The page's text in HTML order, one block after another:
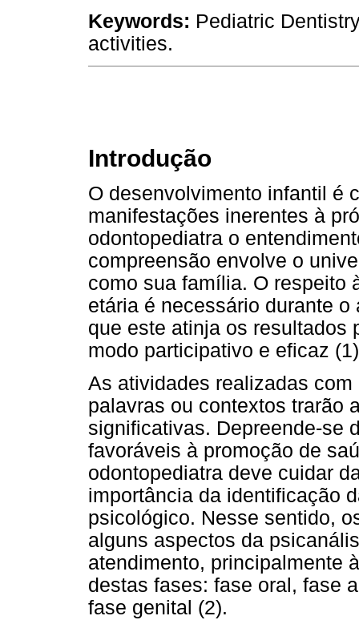
Keywords: Pediatric
activities.
Introdução
O desenvolvimento infantil é
manifestações inerentes à
odontopediatra o
compreensão envolve o
como sua família. O respeito
etária é necessário durante
que este atinja os resultados
modo participativo e eficaz
As atividades realizadas
palavras ou contextos trarão
significativas. Depreende-se
favoráveis à promoção de
odontopediatra deve cuidar
importância da identificação
psicológico. Nesse sentido,
alguns aspectos da
atendimento, principalmente
destas fases: fase oral, fase
fase genital (2).